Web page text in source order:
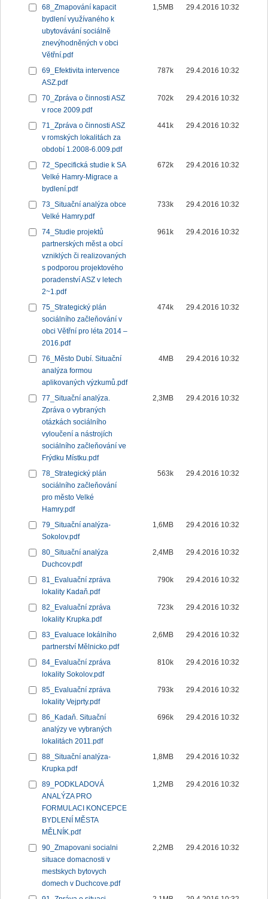
68_Zmapování kapacit
bydlení využívaného k
ubytovávání sociálně
znevýhodněných v obci
Větřní.pdf
1,5MB 29.4.2016 10:32
69_Efektivita intervence
ASZ.pdf
787k 29.4.2016 10:32
70_Zpráva o činnosti ASZ
v roce 2009.pdf
702k 29.4.2016 10:32
71_Zpráva o činnosti ASZ
v romských lokalitách za
období 1.2008-6.009.pdf
441k 29.4.2016 10:32
72_Specifická studie k SA
Velké Hamry-Migrace a
bydlení.pdf
672k 29.4.2016 10:32
73_Situační analýza obce
Velké Hamry.pdf
733k 29.4.2016 10:32
74_Studie projektů
partnerských měst a obcí
vzniklých či realizovaných
s podporou projektového
poradenství ASZ v letech
2~1.pdf
961k 29.4.2016 10:32
75_Strategický plán
sociálního začleňování v
obci Větřní pro léta 2014 –
2016.pdf
474k 29.4.2016 10:32
76_Město Dubí. Situační
analýza formou
aplikovaných výzkumů.pdf
4MB 29.4.2016 10:32
77_Situační analýza.
Zpráva o vybraných
otázkách sociálního
vyloučení a nástrojích
sociálního začleňování ve
Frýdku Místku.pdf
2,3MB 29.4.2016 10:32
78_Strategický plán
sociálního začleňování
pro město Velké
Hamry.pdf
563k 29.4.2016 10:32
79_Situační analýza-
Sokolov.pdf
1,6MB 29.4.2016 10:32
80_Situační analýza
Duchcov.pdf
2,4MB 29.4.2016 10:32
81_Evaluační zpráva
lokality Kadaň.pdf
790k 29.4.2016 10:32
82_Evaluační zpráva
lokality Krupka.pdf
723k 29.4.2016 10:32
83_Evaluace lokálního
partnerství Mělnicko.pdf
2,6MB 29.4.2016 10:32
84_Evaluační zpráva
lokality Sokolov.pdf
810k 29.4.2016 10:32
85_Evaluační zpráva
lokality Vejprty.pdf
793k 29.4.2016 10:32
86_Kadaň. Situační
analýzy ve vybraných
lokalitách 2011.pdf
696k 29.4.2016 10:32
88_Situační analýza-
Krupka.pdf
1,8MB 29.4.2016 10:32
89_PODKLADOVÁ
ANALÝZA PRO
FORMULACI KONCEPCE
BYDLENÍ MĚSTA
MĚLNÍK.pdf
1,2MB 29.4.2016 10:32
90_Zmapovani socialni
situace domacnosti v
mestskych bytovych
domech v Duchcove.pdf
2,2MB 29.4.2016 10:32